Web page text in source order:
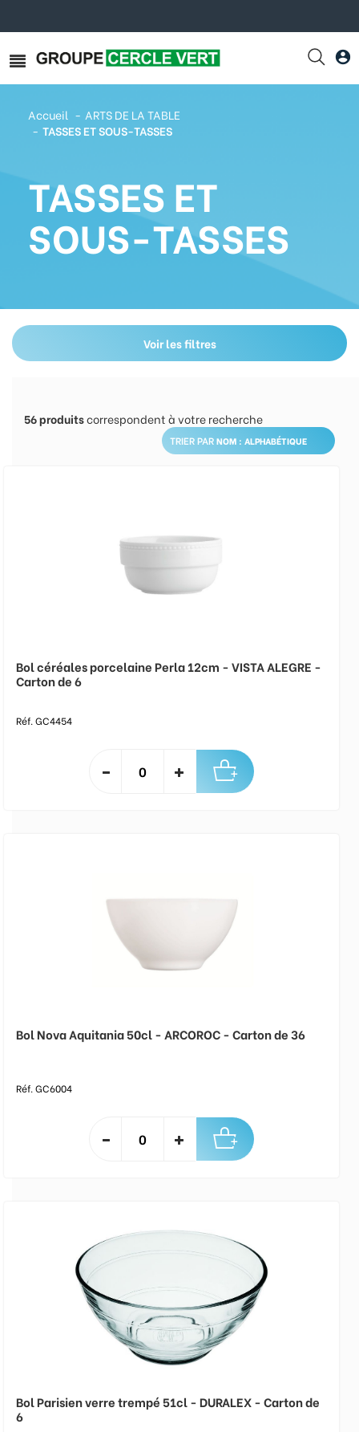
Accueil
ARTS DE LA TABLE
TASSES ET SOUS-TASSES
TASSES ET
SOUS-TASSES
Voir les filtres
56produitscorrespondent à votre recherche
TRIER PAR
Bol céréales porcelaine Perla 12cm - VISTA ALEGRE -
Carton de 6
Réf. GC4454
Bol Nova Aquitania 50cl - ARCOROC - Carton de 36
Réf. GC6004
Bol Parisien verre trempé 51cl - DURALEX - Carton de
6